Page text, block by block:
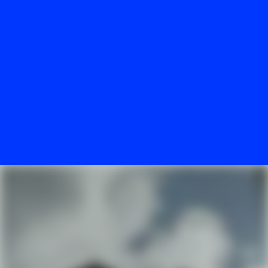
Tolle Kollegen warten auf dich